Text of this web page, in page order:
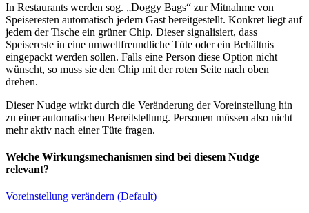
In Restaurants werden sog. „Doggy Bags“ zur Mitnahme von
Speiseresten automatisch jedem Gast bereitgestellt. Konkret liegt auf
jedem der Tische ein grüner Chip. Dieser signalisiert, dass
Speisereste in eine umweltfreundliche Tüte oder ein Behältnis
eingepackt werden sollen. Falls eine Person diese Option nicht
wünscht, so muss sie den Chip mit der roten Seite nach oben
drehen.
Dieser Nudge wirkt durch die Veränderung der Voreinstellung hin
zu einer automatischen Bereitstellung. Personen müssen also nicht
mehr aktiv nach einer Tüte fragen.
Welche Wirkungsmechanismen sind bei diesem Nudge
relevant?
Voreinstellung verändern (Default)